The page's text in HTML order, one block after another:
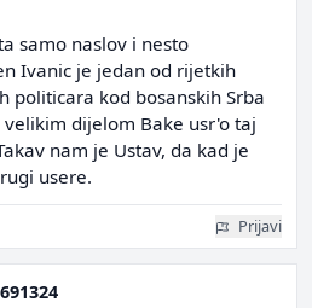
samo naslov i nesto
Ivanic je jedan od rijetkih
politicara kod bosanskih Srba
velikim dijelom Bake usr'o taj
nam je Ustav, da kad je
usere.
Prijavi